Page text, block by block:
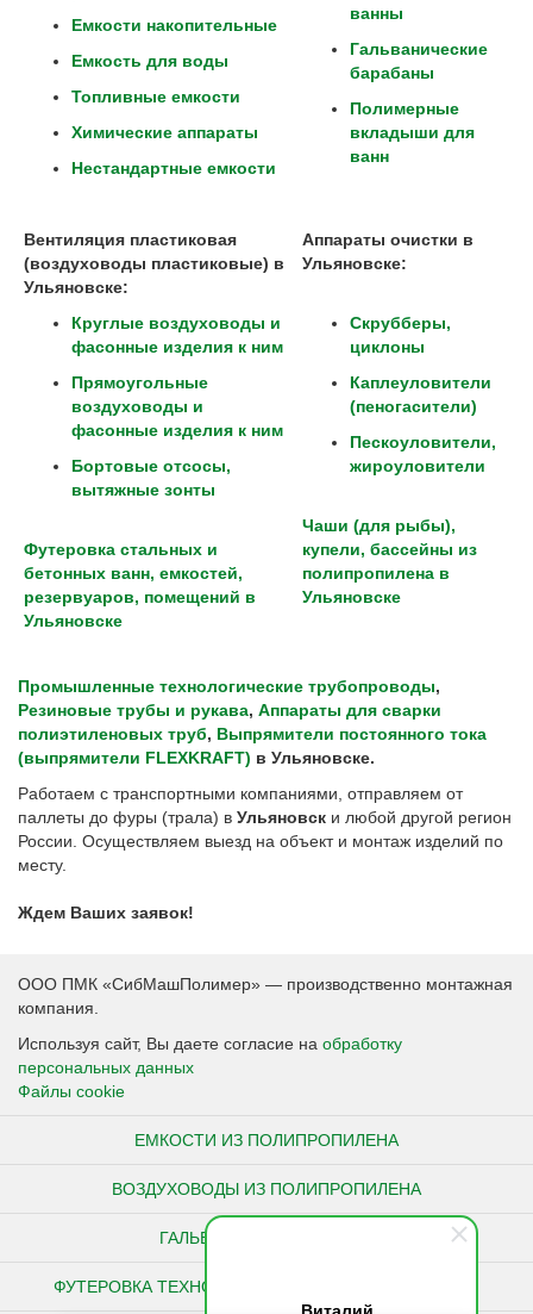
Виталий
Емкости накопительные
Емкость для воды
Топливные емкости
Химические аппараты
Нестандартные емкости
ванны
Гальванические
барабаны
Полимерные
вкладыши для
ванн
Вентиляция пластиковая
(воздуховоды пластиковые) в
Ульяновске:
Круглые воздуховоды и
фасонные изделия к ним
Прямоугольные
воздуховоды и
фасонные изделия к ним
Бортовые отсосы,
вытяжные зонты
Футеровка стальных и
бетонных ванн, емкостей,
резервуаров, помещений в
Ульяновске
Аппараты очистки в
Ульяновске:
Скрубберы,
циклоны
Каплеуловители
(пеногасители)
Пескоуловители,
жироуловители
Чаши (для рыбы),
купели, бассейны из
полипропилена в
Ульяновске
Промышленные технологические трубопроводы,
Резиновые трубы и рукава, Аппараты для сварки
полиэтиленовых труб, Выпрямители постоянного тока
(выпрямители FLEXKRAFT) в Ульяновске.
Работаем с транспортными компаниями, отправляем от
паллеты до фуры (трала) в Ульяновск и любой другой регион
России. Осуществляем выезд на объект и монтаж изделий по
месту.
Ждем Ваших заявок!
ООО ПМК «СибМашПолимер» — производственно монтажная
компания.
Используя сайт, Вы даете согласие на обработку
персональных данных
Файлы cookie
ЕМКОСТИ ИЗ ПОЛИПРОПИЛЕНА
ВОЗДУХОВОДЫ ИЗ ПОЛИПРОПИЛЕНА
ГАЛЬВАНИЧЕСКИЕ ВАННЫ
ФУТЕРОВКА ТЕХНОЛОГИЧЕСКОГО ОБОРУДОВАНИЯ